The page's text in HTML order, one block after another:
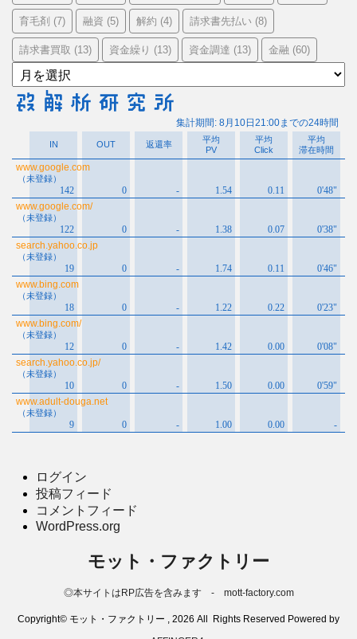
育毛剤 (7) 融資 (5) 解約 (4) 請求書先払い (8)
請求書買取 (13) 資金繰り (13) 資金調達 (13) 金融 (60)
ア
ー
カ
ログイン
投稿フィード
コメントフィード
WordPress.org
モット・ファクトリー
◎本サイトはRP広告を含みます - mott-factory.com
Copyright© モット・ファクトリー , 2026 All Rights Reserved Powered by